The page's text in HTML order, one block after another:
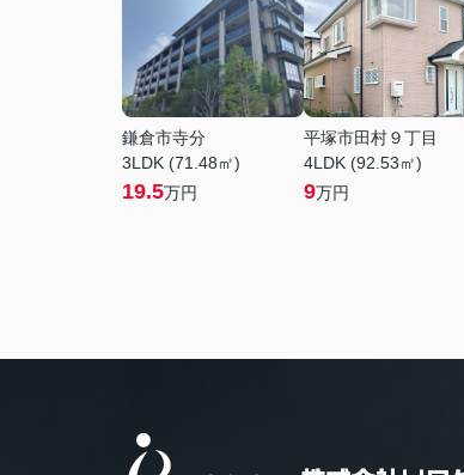
鎌倉市寺分
3LDK (71.48㎡)
19.5万円
平塚市田村９丁目
4LDK (92.53㎡)
9万円